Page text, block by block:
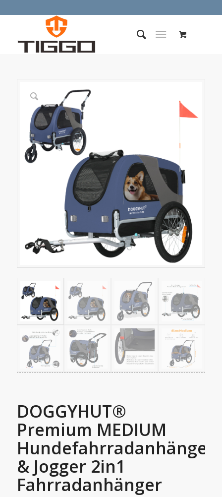
DOGGYHUT®
Premium MEDIUM
Hundefahrradanhänger
& Jogger 2in1
Fahrradanhänger